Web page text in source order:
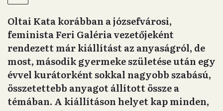
Oltai Kata korábban a józsefvárosi,
feminista Feri Galéria vezetőjeként
rendezett már kiállítást az anyaságról, de
most, második gyermeke születése után egy
évvel kurátorként sokkal nagyobb szabású,
összetettebb anyagot állított össze a
témában. A kiállításon helyet kap minden,